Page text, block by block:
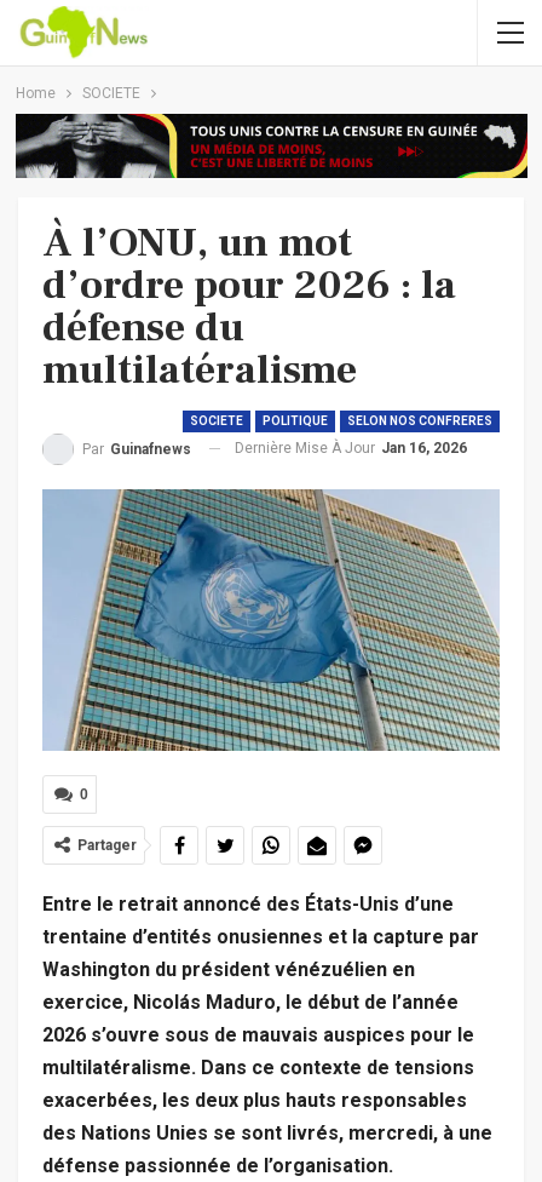
Home SOCIETE
À l’ONU, un mot
d’ordre pour 2026 : la
défense du
multilatéralisme
SOCIETE POLITIQUE SELON NOS CONFRERES
Par Guinafnews Dernière Mise À Jour Jan 16, 2026
0
Partager
Entre le retrait annoncé des États-Unis d’une
trentaine d’entités onusiennes et la capture par
Washington du président vénézuélien en
exercice, Nicolás Maduro, le début de l’année
2026 s’ouvre sous de mauvais auspices pour le
multilatéralisme. Dans ce contexte de tensions
exacerbées, les deux plus hauts responsables
des Nations Unies se sont livrés, mercredi, à une
défense passionnée de l’organisation.